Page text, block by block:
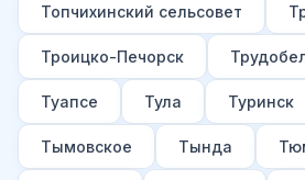
Топчихинский сельсовет
Троицко-Печорск
Туапсе Тула Туринск
Тымовское Тында